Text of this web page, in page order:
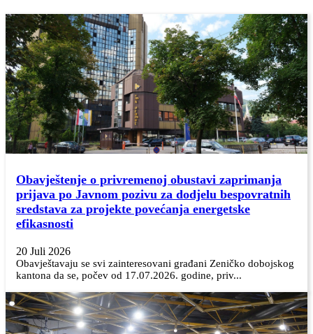
Obavještenje o privremenoj obustavi zaprimanja
prijava po Javnom pozivu za dodjelu bespovratnih
sredstava za projekte povećanja energetske
efikasnosti
20 Juli 2026
Obavještavaju se svi zainteresovani građani Zeničko dobojskog
kantona da se, počev od 17.07.2026. godine, priv...